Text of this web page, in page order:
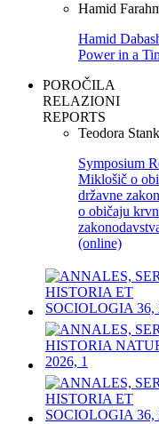
Hamid
Hamid
Power in a
POROČILA
RELAZIONI
REPORTS
Teodora
Symposium
Miklošič o
državne
o običaju
(online)